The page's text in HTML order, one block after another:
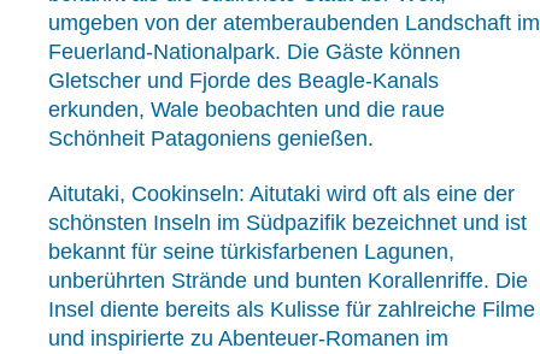
umgeben von der atemberaubenden Landschaft im
Feuerland-Nationalpark. Die Gäste können
Gletscher und Fjorde des Beagle-Kanals
erkunden, Wale beobachten und die raue
Schönheit Patagoniens genießen.
Aitutaki, Cookinseln: Aitutaki wird oft als eine der
schönsten Inseln im Südpazifik bezeichnet und ist
bekannt für seine türkisfarbenen Lagunen,
unberührten Strände und bunten Korallenriffe. Die
Insel diente bereits als Kulisse für zahlreiche Filme
und inspirierte zu Abenteuer-Romanen im